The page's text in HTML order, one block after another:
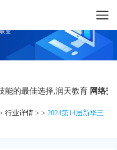
能的最佳选择,润天教育 网络安
行业详情> > 2024第14届新华三